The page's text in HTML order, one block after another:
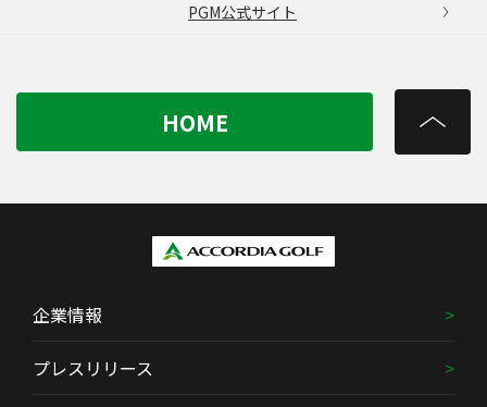
PGM公式サイト
HOME
企業情報
プレスリリース